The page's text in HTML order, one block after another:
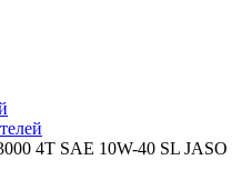
4T SAE 10W-40 SL JASO